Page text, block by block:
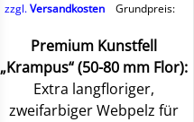
zzgl.Versandkosten Grundpreis:
Premium Kunstfell
„Krampus“ (50-80 mm Flor):
Extra langfloriger,
zweifarbiger Webpelz für